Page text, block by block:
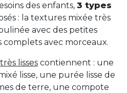
des enfants, 3 types
: ​la textures mixée très
avec des petites
complets avec morceaux.
lissescontiennent : une
lisse, une purée lisse de
de terre, une compote